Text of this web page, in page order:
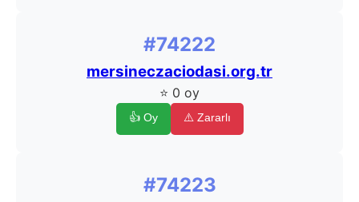
#74222
mersineczaciodasi.org.tr
⭐ 0 oy
👍 Oy ⚠️ Zararlı
#74223